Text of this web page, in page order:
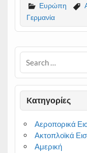
Ευρώπη
Γερμανία
Kατηγορίες
Αεροπορικά
Ακτοπλοϊκά
Αμερική